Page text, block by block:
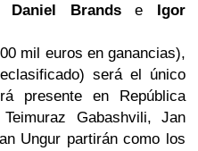
Daniel Brandse Igor
mil euros en ganancias),
será el único
presente en República
Gabashvili, Jan
Ungur partirán como los